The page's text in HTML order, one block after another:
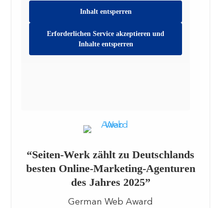
Inhalt entsperren
Erforderlichen Service akzeptieren und
Inhalte entsperren
“Seiten-Werk zählt zu Deutschlands
besten Online-Marketing-Agenturen
des Jahres 2025”
German Web Award